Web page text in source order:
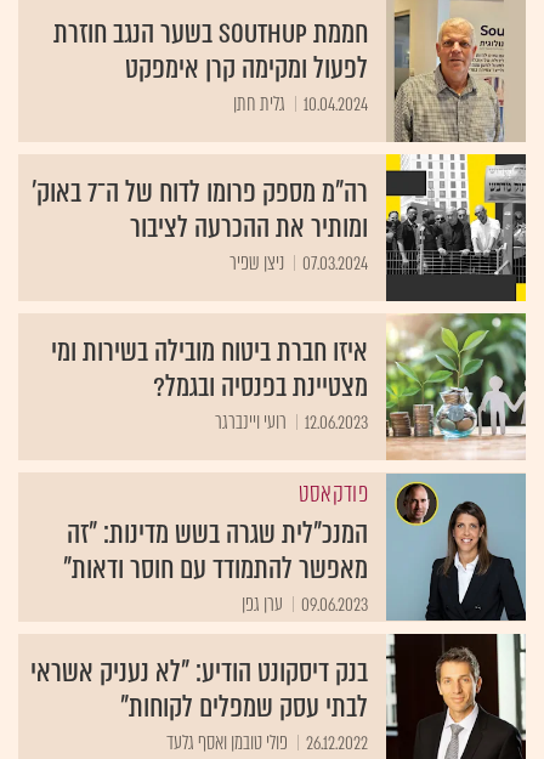
חממת SouthUp בשער הנגב חוזרת
לפעול ומקימה קרן אימפקט
10.04.2024 גלית חתן
רה"מ מספק פרומו לדוח של ה־7 באוק'
ומותיר את ההכרעה לציבור
07.03.2024 ניצן שפיר
איזו חברת ביטוח מובילה בשירות ומי
מצטיינת בפנסיה ובגמל?
12.06.2023 רועי ויינברגר
פודקאסט
המנכ"לית שגרה בשש מדינות: "זה
מאפשר להתמודד עם חוסר ודאות"
09.06.2023 ערן גפן
בנק דיסקונט הודיע: "לא נעניק אשראי
לבתי עסק שמפלים לקוחות"
26.12.2022 פולי טובמן ואסף גלעד